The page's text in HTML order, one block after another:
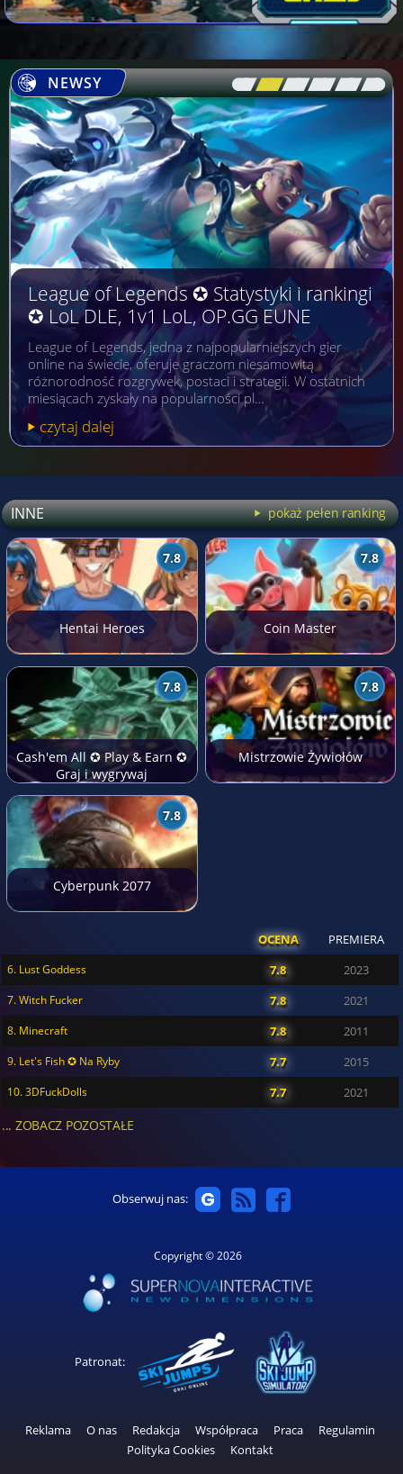
NEWSY [\ \\ \\ \\ \\ \]
League of Legends ✪ Statystyki i rankingi
✪ LoL DLE, 1v1 LoL, OP.GG EUNE
League of Legends, jedna z najpopularniejszych gier
online na świecie, oferuje graczom niesamowitą
różnorodność rozgrywek, postaci i strategii. W ostatnich
miesiącach zyskały na popularności pl…
czytaj dalej
INNE pokaż pełen ranking
7.8
Hentai Heroes
7.8
Coin Master
7.8
Cash'em All ✪ Play & Earn ✪
Graj i wygrywaj
7.8
Mistrzowie Żywiołów
7.8
Cyberpunk 2077
OCENA PREMIERA
6. Lust Goddess 7.8 2023
7. Witch Fucker 7.8 2021
8. Minecraft 7.8 2011
9. Let's Fish ✪ Na Ryby 7.7 2015
10. 3DFuckDolls 7.7 2021
... ZOBACZ POZOSTAŁE
Obserwuj nas:
Copyright © 2026
Patronat:
Reklama O nas Redakcja Współpraca Praca
Regulamin
Polityka Cookies
Kontakt